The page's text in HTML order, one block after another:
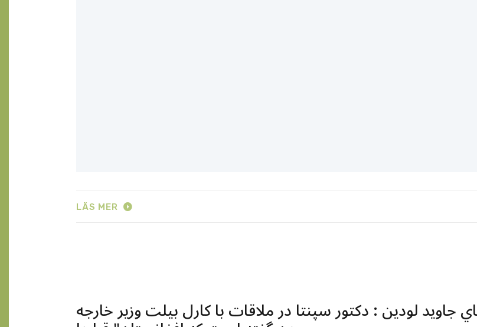
LÄS MER
جاويد لودين : دکتور سپنتا در ملاقات با کارل بيلت وزير خارجه